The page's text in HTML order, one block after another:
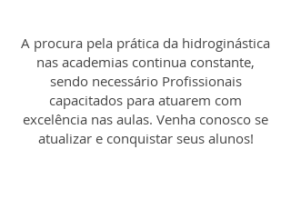
A procura pela prática da hidroginástica
nas academias continua constante,
sendo necessário Profissionais
capacitados para atuarem com
excelência nas aulas. Venha conosco se
atualizar e conquistar seus alunos!